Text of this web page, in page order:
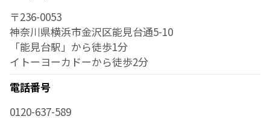
〒236-0053
神奈川県横浜市金沢区能見台通5-10
「能見台駅」から徒歩1分
イトーヨーカドーから徒歩2分
電話番号
0120-637-589